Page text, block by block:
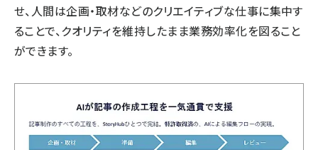
せ、人間は企画・取材などのクリエイティブな仕事に集中す
ることで、クオリティを維持したまま業務効率化を図ること
ができます。